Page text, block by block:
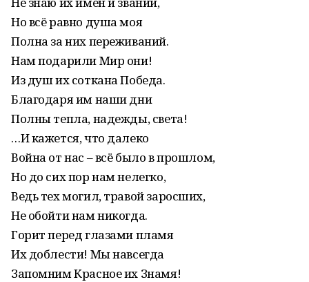
Но всё равно душа моя
Полна за них переживаний.
Нам подарили Мир они!
Из душ их соткана Победа.
Благодаря им наши дни
Полны тепла, надежды, света!
…И кажется, что далеко
Война от нас – всё было в прошлом,
Но до сих пор нам нелегко,
Ведь тех могил, травой заросших,
Не обойти нам никогда.
Горит перед глазами пламя
Их доблести! Мы навсегда
Запомним Красное их Знамя!